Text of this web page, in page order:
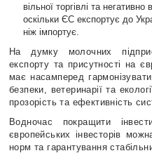
вільної торгівлі та
оскільки ЄС експортує до
ніж імпортує.
На думку молочних
експорту та присутності на
має насамперед
безпеки, ветеринарії та
прозорість та ефективність
Водночас покращити
європейських інвесторів
норм та гарантування